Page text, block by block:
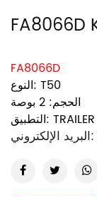
FA8066D
النوع: T50
الحجم: 2 بوصة
التطبيق: TRAILER
البريد الإلكتروني: